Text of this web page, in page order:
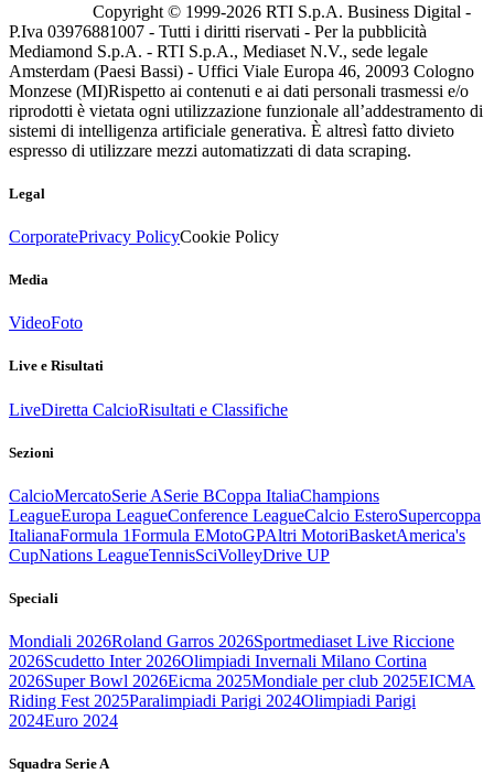
Copyright © 1999-2026 RTI S.p.A. Business Digital -
P.Iva 03976881007 - Tutti i diritti riservati - Per la pubblicità
Mediamond S.p.A. - RTI S.p.A., Mediaset N.V., sede legale
Amsterdam (Paesi Bassi) - Uffici Viale Europa 46, 20093 Cologno
Monzese (MI)Rispetto ai contenuti e ai dati personali trasmessi e/o
riprodotti è vietata ogni utilizzazione funzionale all’addestramento di
sistemi di intelligenza artificiale generativa. È altresì fatto divieto
espresso di utilizzare mezzi automatizzati di data scraping.
Legal
CorporatePrivacy PolicyCookie Policy
Media
VideoFoto
Live e Risultati
LiveDiretta CalcioRisultati e Classifiche
Sezioni
CalcioMercatoSerie ASerie BCoppa ItaliaChampions
LeagueEuropa LeagueConference LeagueCalcio EsteroSupercoppa
ItalianaFormula 1Formula EMotoGPAltri MotoriBasketAmerica's
CupNations LeagueTennisSciVolleyDrive UP
Speciali
Mondiali 2026Roland Garros 2026Sportmediaset Live Riccione
2026Scudetto Inter 2026Olimpiadi Invernali Milano Cortina
2026Super Bowl 2026Eicma 2025Mondiale per club 2025EICMA
Riding Fest 2025Paralimpiadi Parigi 2024Olimpiadi Parigi
2024Euro 2024
Squadra Serie A